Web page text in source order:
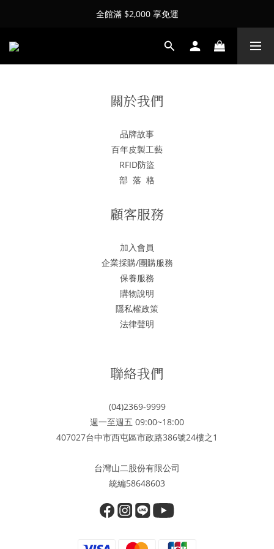
全館滿 $2,000 享免運
關於我們
品牌故事
百年皮製工藝
RFID防盜
部 落 格
顧客服務
加入會員
企業採購/團購服務
保養服務
購物說明
隱私權政策
法律聲明
聯絡我們
(04)2369-9999
週一至週五 09:00~18:00
407027台中市西屯區市政路386號24樓之1
台灣山二股份有限公司
統編58648603